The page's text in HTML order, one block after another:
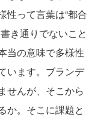
性って言葉は“都合
き通りでないこと
当の意味で多様性
います。ブランデ
せんが、そこから
か。そこに課題と